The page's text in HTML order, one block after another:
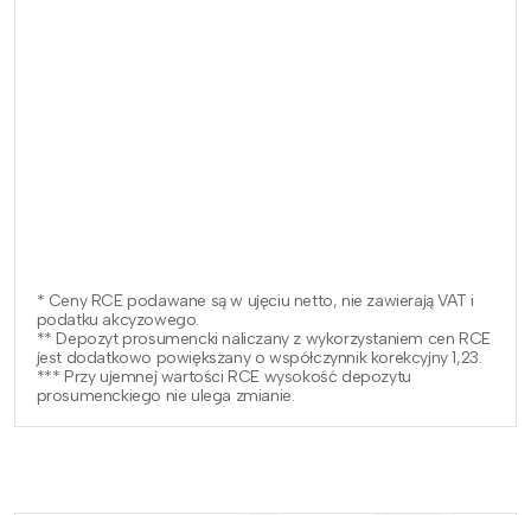
* Ceny RCE podawane są w ujęciu netto, nie zawierają VAT i
podatku akcyzowego.
** Depozyt prosumencki naliczany z wykorzystaniem cen RCE
jest dodatkowo powiększany o współczynnik korekcyjny 1,23.
*** Przy ujemnej wartości RCE wysokość depozytu
prosumenckiego nie ulega zmianie.